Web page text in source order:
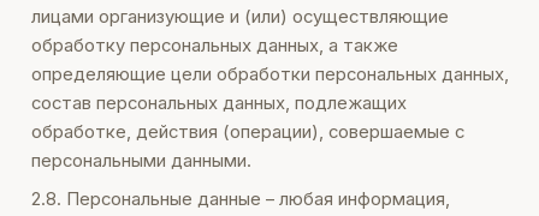
лицами организующие и (или) осуществляющие
обработку персональных данных, а также
определяющие цели обработки персональных данных,
состав персональных данных, подлежащих
обработке, действия (операции), совершаемые с
персональными данными.
2.8. Персональные данные – любая информация,